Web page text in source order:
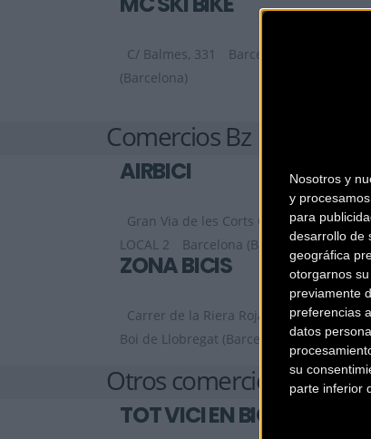
Nosotros y
y
para
desarrollo de
geográfica
otorgarnos
previamente
preferencias
datos
su
parte inferior
C/ Balmes, 331
Barcelona
(Barcelona)
Comercios Bz
AIRBICI
Gran Via de les Corts Catalanes, 452,
LOCAL 2
Barcelona (Barcelona)
ZONA BICIS
Carrer de la Riera Roja, 29 C
Sant
Boi de Llobregat (Barcelona)
Otros comercios
TOT VICI EN BICI